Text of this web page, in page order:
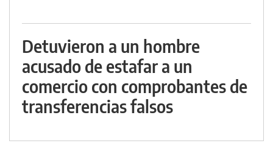
Detuvieron a un hombre
acusado de estafar a un
comercio con comprobantes de
transferencias falsos